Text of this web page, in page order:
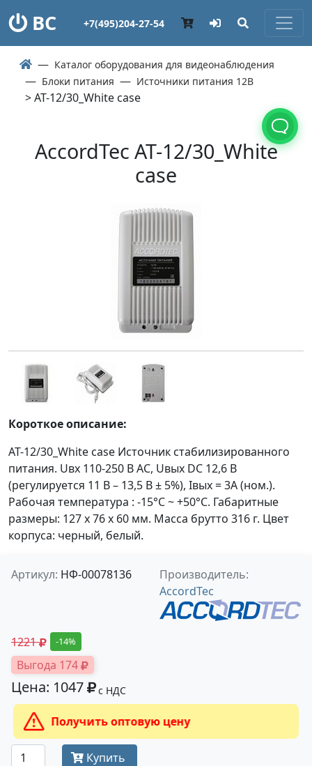
ВС +7(495)204-27-54
Каталог оборудования для видеонаблюдения
Блоки питания
Источники питания 12В
> AT-12/30_White case
AccordTec AT-12/30_White
case
Короткое описание:
AT-12/30_White case Источник стабилизированного
питания. Uвх 110-250 В AC, Uвых DC 12,6 В
(регулируется 11 В – 13,5 В ± 5%), Iвых = 3A (ном.).
Рабочая температура : -15°C ~ +50°C. Габаритные
размеры: 127 х 76 х 60 мм. Масса брутто 316 г. Цвет
корпуса: черный, белый.
Артикул: НФ-00078136
Производитель:
AccordTec
1221 -14%
Выгода 174
Цена: 1047 с НДС
Получить оптовую цену
Купить